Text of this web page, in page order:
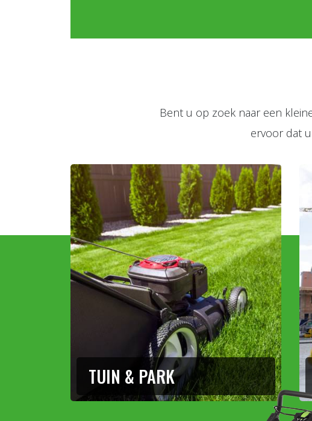
Bent u op zoek naar een
ervoor dat
TUIN & PARK